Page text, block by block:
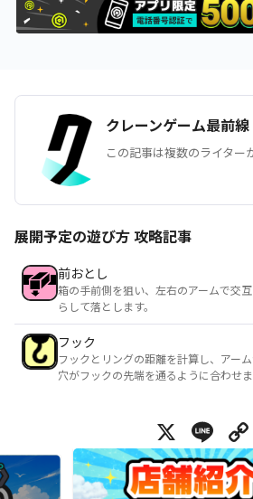
クレーンゲーム最前
この記事は複数のライター
展開予定の遊び方 攻略記事
前おとし
箱の手前側を狙い、左右のアームで交
らして落とします。
フック
フックとリングの距離を計算し、アー
穴がフックの先端を通るように合わせま
X Line